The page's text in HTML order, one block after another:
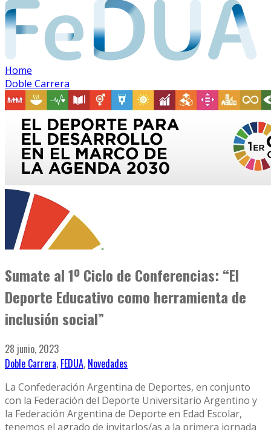
Home
Doble Carrera
Sumate al 1º Ciclo de Conferencias: “El
Deporte Educativo como herramienta de
inclusión social”
28 junio, 2023
Doble Carrera, FEDUA, Novedades
La Confederación Argentina de Deportes, en conjunto
con la Federación del Deporte Universitario Argentino y
la Federación Argentina de Deporte en Edad Escolar,
tenemos el agrado de invitarlos/as a la primera jornada